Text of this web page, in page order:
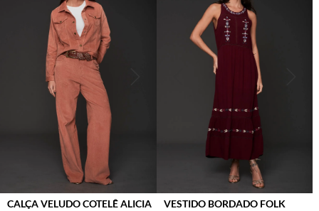
CALÇA VELUDO COTELÊ ALICIA VESTIDO BORDADO FOLK